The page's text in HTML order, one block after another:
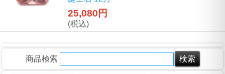
25,080円
(税込)
商品検索